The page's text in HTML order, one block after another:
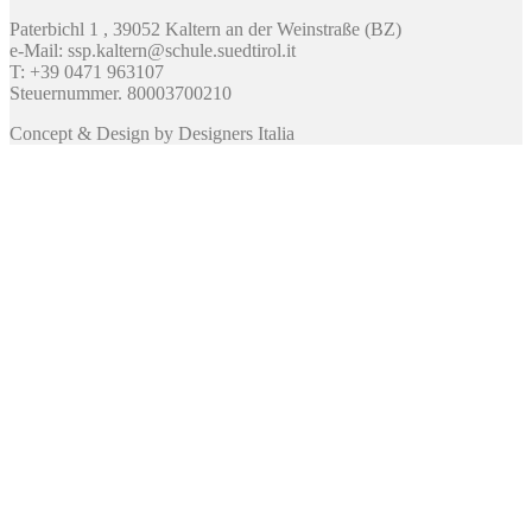
Paterbichl 1 , 39052 Kaltern an der Weinstraße (BZ)
e-Mail: ssp.kaltern@schule.suedtirol.it
T: +39 0471 963107
Steuernummer. 80003700210
Concept & Design by Designers Italia